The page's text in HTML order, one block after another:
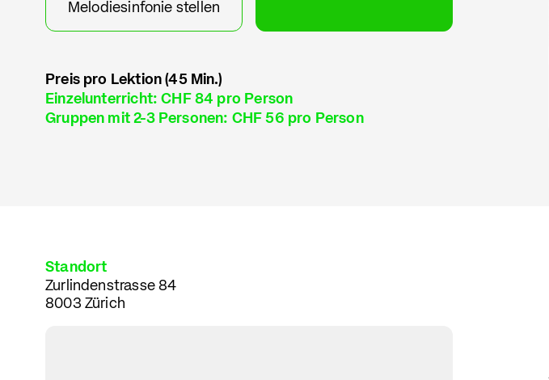
Melodiesinfonie stellen
Preis pro Lektion (45 Min.)
Einzelunterricht: CHF 84 pro Person
Gruppen mit 2-3 Personen: CHF 56 pro Person
Standort
Zurlindenstrasse 84
8003 Zürich